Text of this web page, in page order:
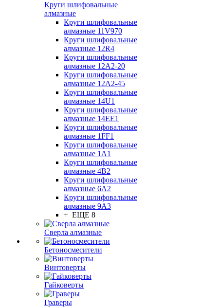
Круги шлифовальные
алмазные
Круги шлифовальные
алмазные 11V970
Круги шлифовальные
алмазные 12R4
Круги шлифовальные
алмазные 12А2-20
Круги шлифовальные
алмазные 12А2-45
Круги шлифовальные
алмазные 14U1
Круги шлифовальные
алмазные 14ЕЕ1
Круги шлифовальные
алмазные 1FF1
Круги шлифовальные
алмазные 1А1
Круги шлифовальные
алмазные 4В2
Круги шлифовальные
алмазные 6A2
Круги шлифовальные
алмазные 9А3
+ ЕЩЕ 8
Сверла алмазные
Бетоносмесители
Винтоверты
Гайковерты
Граверы